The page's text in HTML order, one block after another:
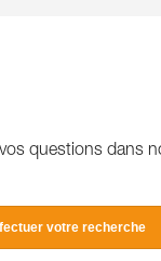
questions dans
votre recherche